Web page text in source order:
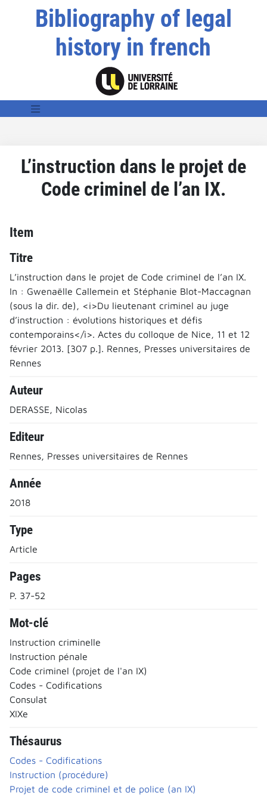
Bibliography of legal
history in french
L’instruction dans le projet de
Code criminel de l’an IX.
Item
Titre
L’instruction dans le projet de Code criminel de l’an IX.
In : Gwenaëlle Callemein et Stéphanie Blot-Maccagnan
(sous la dir. de), <i>Du lieutenant criminel au juge
d’instruction : évolutions historiques et défis
contemporains</i>. Actes du colloque de Nice, 11 et 12
février 2013. [307 p.]. Rennes, Presses universitaires de
Rennes
Auteur
DERASSE, Nicolas
Editeur
Rennes, Presses universitaires de Rennes
Année
2018
Type
Article
Pages
P. 37-52
Mot-clé
Instruction criminelle
Instruction pénale
Code criminel (projet de l'an IX)
Codes - Codifications
Consulat
XIXe
Thésaurus
Codes - Codifications
Instruction (procédure)
Projet de code criminel et de police (an IX)